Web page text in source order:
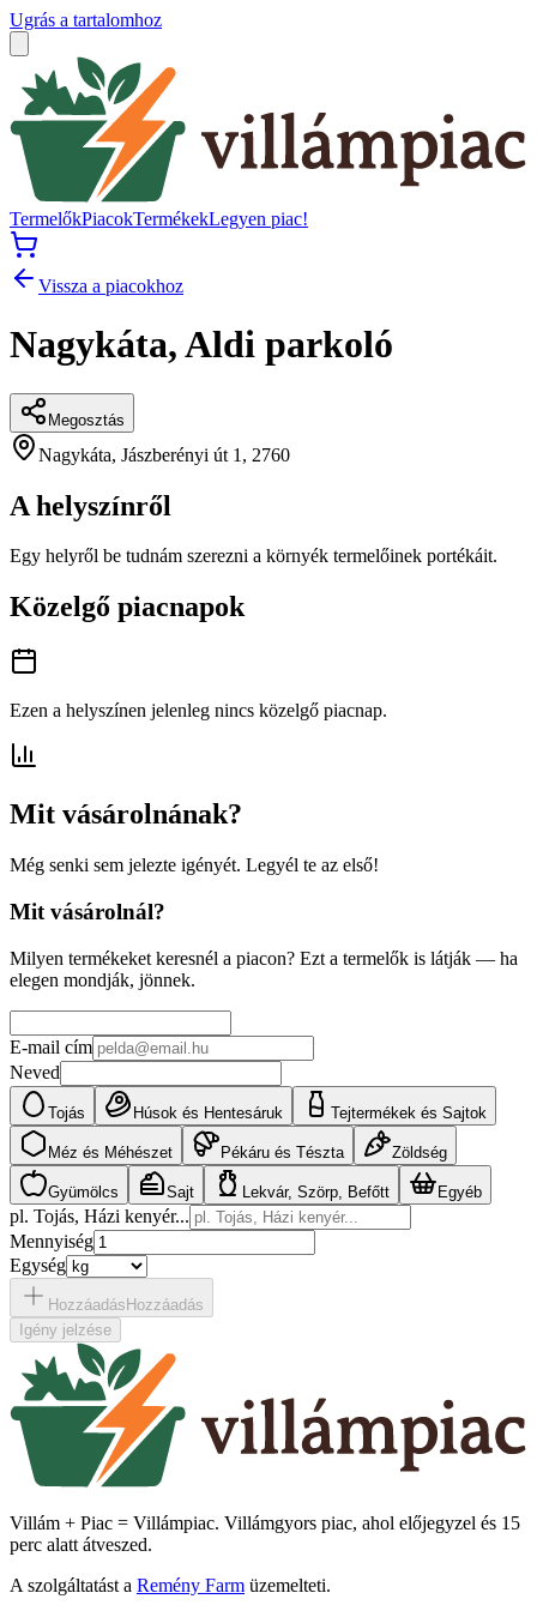
Ugrás a tartalomhoz
TermelőkPiacokTermékekLegyen piac!
Vissza a piacokhoz
Nagykáta, Aldi parkoló
Megosztás
Nagykáta, Jászberényi út 1, 2760
A helyszínről
Egy helyről be tudnám szerezni a környék termelőinek portékáit.
Közelgő piacnapok
Ezen a helyszínen jelenleg nincs közelgő piacnap.
Mit vásárolnának?
Még senki sem jelezte igényét. Legyél te az első!
Mit vásárolnál?
Milyen termékeket keresnél a piacon? Ezt a termelők is látják — ha
elegen mondják, jönnek.
E-mail cím
Neved
Tojás Húsok és Hentesáruk Tejtermékek és Sajtok
Méz és Méhészet Pékáru és Tészta Zöldség
Gyümölcs Sajt Lekvár, Szörp, Befőtt Egyéb
pl. Tojás, Házi kenyér...
Mennyiség
Egység
HozzáadásHozzáadás
Igény jelzése
Villám + Piac = Villámpiac. Villámgyors piac, ahol előjegyzel és 15
perc alatt átveszed.
A szolgáltatást a Remény Farm üzemelteti.